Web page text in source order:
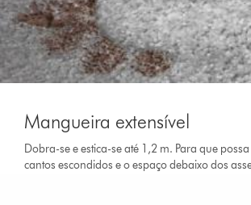
Mangueira extensível
Dobra-se e estica-se até 1,2 m. Para que
cantos escondidos e o espaço debaixo dos